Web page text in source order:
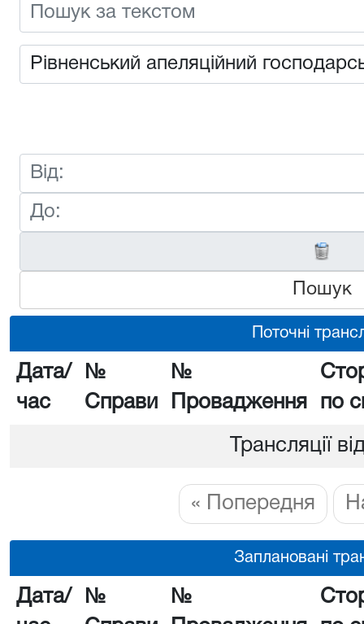
Пошук
Поточні
Дата/
час
№
Справи
№
Провадження
по
Трансляції
« Попередня
Заплановані
Дата/
№
№